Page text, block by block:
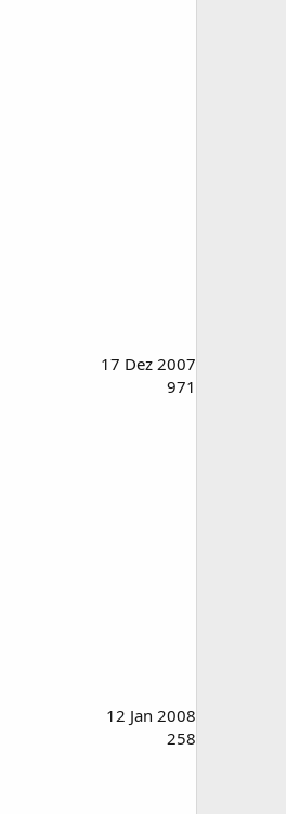
17 Dez 2007
971
12 Jan 2008
258